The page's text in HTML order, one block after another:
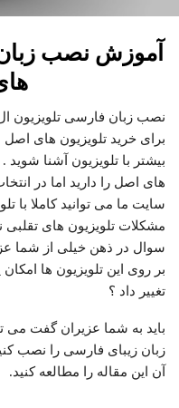
آموزش نصب
نصب زبان فارسی
برای خرید تلویزیون های
بیشتر با تلویزیون آشنا
های اصل را دارید اما در
سایت ما می توانید کاملا با
مشکلات تلویزیون های
سوال در ذهن خیلی از شما
بر روی این تلویزیون ها امکان
تغییر داد ؟
باید به شما عزیران گفت می
زبان زیبای فارسی را نصب
آن این مقاله را مطالعه کنید.